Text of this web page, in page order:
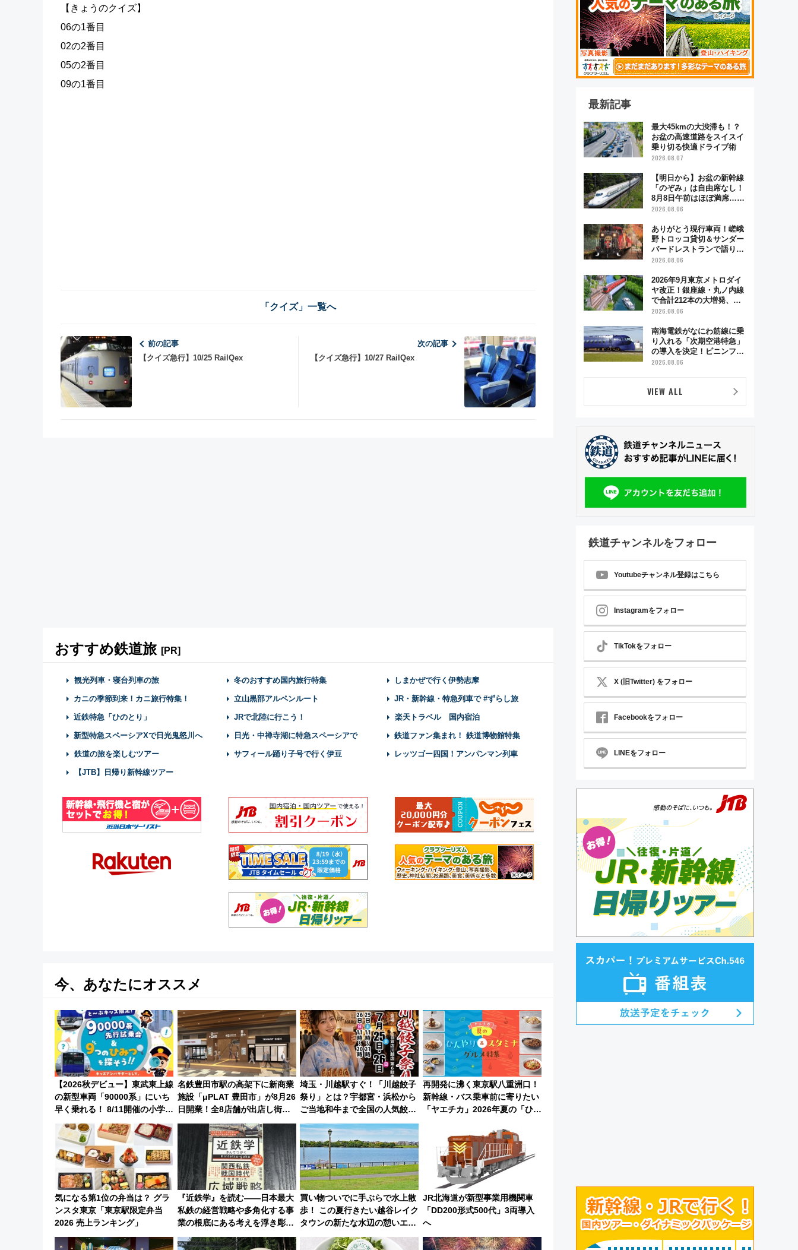
【きょうのクイズ】
06の1番目
02の2番目
05の2番目
09の1番目
「クイズ」一覧へ
前の記事
【クイズ急行】10/25 RailQex
次の記事
【クイズ急行】10/27 RailQex
おすすめ鉄道旅 [PR]
観光列車・寝台列車の旅 冬のおすすめ国内旅行特集 しまかぜで行く伊勢志摩
カニの季節到来！カニ旅行特集！ 立山黒部アルペンルート JR・新幹線・特急列車で #ずらし旅
近鉄特急「ひのとり」 JRで北陸に行こう！ 楽天トラベル 国内宿泊
新型特急スペーシアXで日光鬼怒川へ 日光・中禅寺湖に特急スペーシアで 鉄道ファン集まれ！ 鉄道博物館特集
鉄道の旅を楽しむツアー サフィール踊り子号で行く伊豆 レッツゴー四国！アンパンマン列車
【JTB】日帰り新幹線ツアー
今、あなたにオススメ
【2026秋デビュー】東武東上線
の新型車両「90000系」にいち
早く乗れる！ 8/11開催の小学生
向け先行試乗会でキッズアンバ
サダーになろう
名鉄豊田市駅の高架下に新商業
施設「μPLAT 豊田市」が8月26
日開業！全8店舗が出店し街の
新たな玄関口へ
埼玉・川越駅すぐ！「川越餃子
祭り」とは？宇都宮・浜松から
ご当地和牛まで全国の人気餃子
を食べ比べ【7月25日・26日開
催】
再開発に沸く東京駅八重洲口！
新幹線・バス乗車前に寄りたい
「ヤエチカ」2026年夏の「ひん
【新店舗も！】
気になる第1位の弁当は？ グラ
ンスタ東京「東京駅限定弁当
2026 売上ランキング」
『近鉄学』を読む――日本最大
私鉄の経営戦略や多角化する事
業の根底にある考えを浮き彫り
にする一冊
買い物ついでに手ぶらで水上散
歩！ この夏行きたい越谷レイク
タウンの新たな水辺の憩いエリ
ア「LAKESIDE PARK」（埼玉
県越谷市）
JR北海道が新型事業用機関車
「DD200形式500代」3両導入
へ
最新記事
最大45kmの大渋滞も！？
お盆の高速道路をスイスイ
乗り切る快適ドライブ術
2026.08.07
【明日から】お盆の新幹線
「のぞみ」は自由席なし！
8月8日午前はほぼ満席…で
も数時間ズラせば空きが見
「空席」探しのコツ
2026.08.06
ありがとう現行車両！嵯峨
野トロッコ貸切＆サンダー
バードレストランで語り合
う秋の京都 斉藤雪乃＆福
日「京都の鉄道満喫ツア
ー」開催
2026.08.06
2026年9月東京メトロダイ
ヤ改正！銀座線・丸ノ内線
で合計212本の大増発、混
雑緩和に期待
2026.08.06
南海電鉄がなにわ筋線に乗
り入れる「次期空港特急」
の導入を決定！ピニンファ
リーナによる日本初の鉄道
2026.08.06
VIEW ALL
鉄道チャンネルをフォロー
Youtubeチャンネル登録はこちら
Instagramをフォロー
TikTokをフォロー
X (旧Twitter) をフォロー
Facebookをフォロー
LINEをフォロー